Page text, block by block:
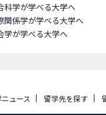
科学が学べる大学へ
関係学が学べる大学へ
学が学べる大学へ
ュース 留学先を探す